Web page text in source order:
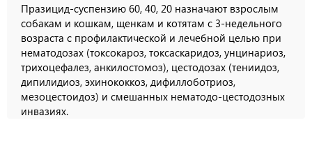
Празицид-суспензию 60, 40, 20 назначают взрослым
собакам и кошкам, щенкам и котятам с 3-недельного
возраста с профилактической и лечебной целью при
нематодозах (токсокароз, токсаскаридоз, унцинариоз,
трихоцефалез, анкилостомоз), цестодозах (тениидоз,
дипилидиоз, эхинококкоз, дифиллоботриоз,
мезоцестоидоз) и смешанных нематодо-цестодозных
инвазиях.